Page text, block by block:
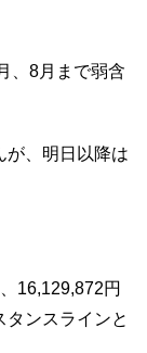
、8月まで弱含
が、明日以降は
16,129,872円
ンスラインと